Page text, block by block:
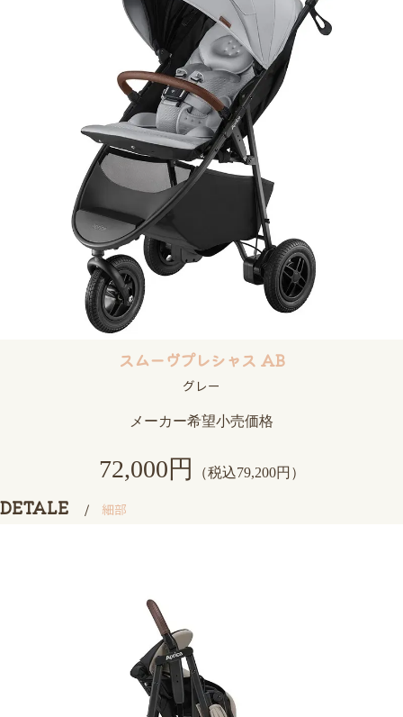
スムーヴプレシャス AB
グレー
メーカー希望小売価格
72,000円 （税込79,200円）
DETALE 細部